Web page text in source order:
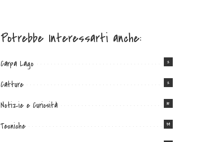
Potrebbe Interessarti anche:
Carpa Lago 2
Catture 2
Notizie e Curiosità 15
Tecniche 34